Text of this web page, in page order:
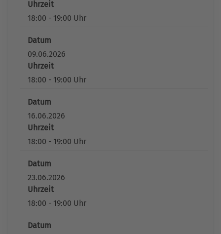
Uhrzeit
18:00 - 19:00 Uhr
Datum
09.06.2026
Uhrzeit
18:00 - 19:00 Uhr
Datum
16.06.2026
Uhrzeit
18:00 - 19:00 Uhr
Datum
23.06.2026
Uhrzeit
18:00 - 19:00 Uhr
Datum